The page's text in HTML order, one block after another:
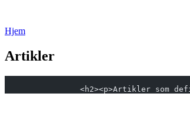
Hjem
Artikler
<h2><p>Artikler som